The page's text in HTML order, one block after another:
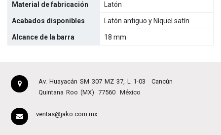
Material de fabricación Latón
Acabados disponibles Latón antiguo y Níquel satín
Alcance de la barra 18 mm
Av. Huayacán SM 307 MZ 37, L 1-03
Cancún
Quintana Roo (MX)
77560 México
ventas@jako.com.mx